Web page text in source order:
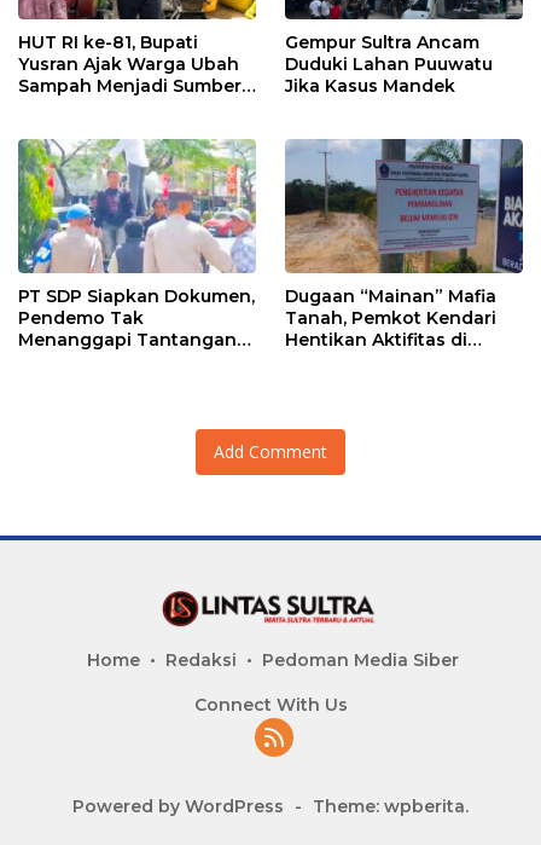
HUT RI ke-81, Bupati
Yusran Ajak Warga Ubah
Sampah Menjadi Sumber
Gempur Sultra Ancam
Duduki Lahan Puuwatu
Jika Kasus Mandek
PT SDP Siapkan Dokumen,
Pendemo Tak
Menanggapi Tantangan
Dugaan “Mainan” Mafia
Tanah, Pemkot Kendari
Hentikan Aktifitas di
Add Comment
Home Redaksi Pedoman Media Siber
Connect With Us
Powered by WordPress - Theme: wpberita.